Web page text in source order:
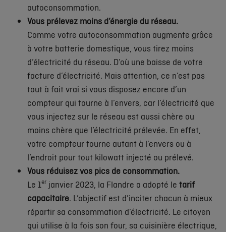
autoconsommation.
Vous prélevez moins d’énergie du réseau.
Comme votre autoconsommation augmente grâce
à votre batterie domestique, vous tirez moins
d’électricité du réseau. D’où une baisse de votre
facture d’électricité. Mais attention, ce n’est pas
tout à fait vrai si vous disposez encore d’un
compteur qui tourne à l’envers, car l’électricité que
vous injectez sur le réseau est aussi chère ou
moins chère que l’électricité prélevée. En effet,
votre compteur tourne autant à l’envers ou à
l’endroit pour tout kilowatt injecté ou prélevé.
Vous réduisez vos pics de consommation.
Le 1er janvier 2023, la Flandre a adopté le tarif
capacitaire. L’objectif est d’inciter chacun à mieux
répartir sa consommation d’électricité. Le citoyen
qui utilise à la fois son four, sa cuisinière électrique,